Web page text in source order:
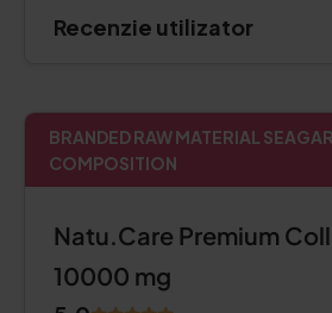
Recenzie utilizator
BRANDED RAW MATERIAL
COMPOSITION
Natu.Care Premium
10000 mg